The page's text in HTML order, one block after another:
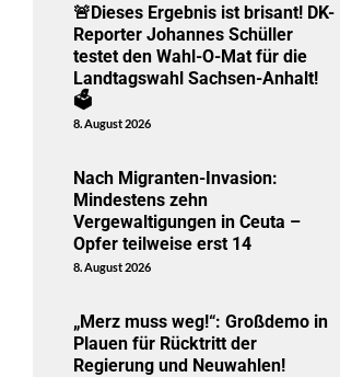
🚨Dieses Ergebnis ist brisant! DK-
Reporter Johannes Schüller
testet den Wahl-O-Mat für die
Landtagswahl Sachsen-Anhalt!
🗳️
8. August 2026
Nach Migranten-Invasion:
Mindestens zehn
Vergewaltigungen in Ceuta –
Opfer teilweise erst 14
8. August 2026
„Merz muss weg!“: Großdemo in
Plauen für Rücktritt der
Regierung und Neuwahlen!